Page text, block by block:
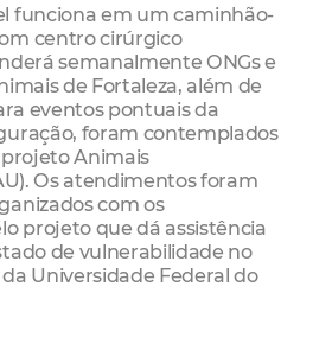
funciona em um caminhão-
centro cirúrgico
semanalmente ONGs e
de Fortaleza, além de
eventos pontuais da
foram contemplados
Animais
Os atendimentos foram
com os
projeto que dá assistência
de vulnerabilidade no
Universidade Federal do